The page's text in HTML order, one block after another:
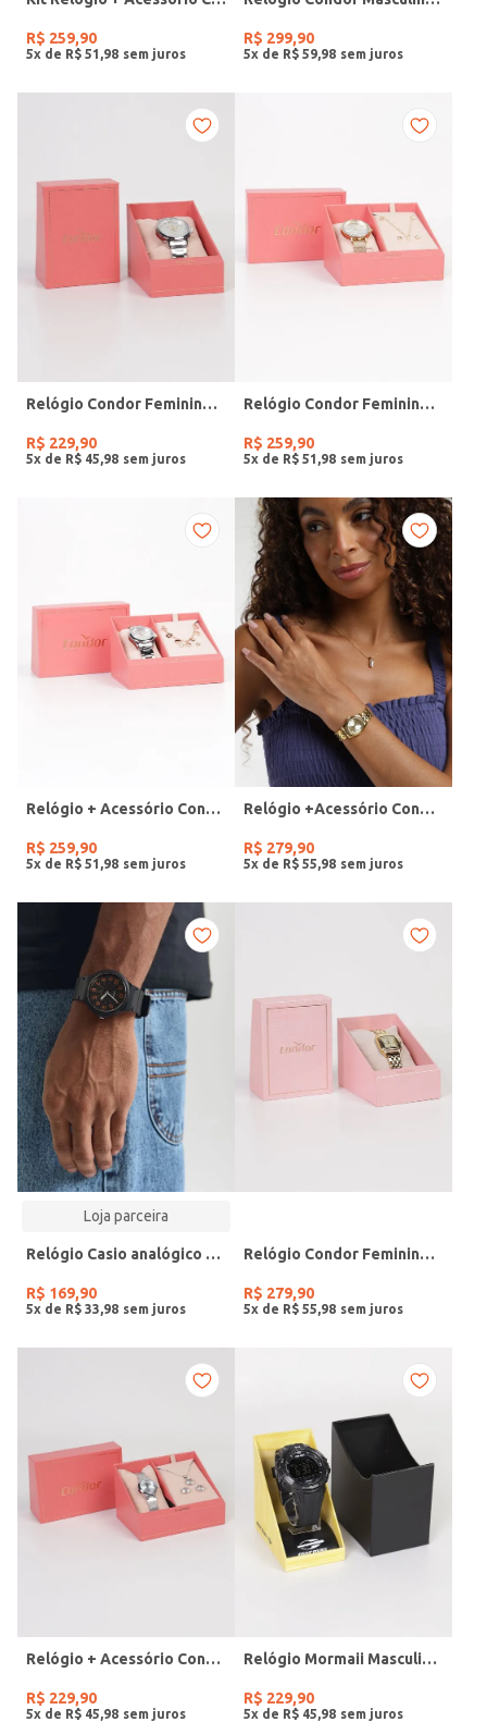
R$ 259,90
5x de R$ 51 98
R$ 299,90
5x de R$ 59 98
Relógio Condor Feminino PRATA
R$ 229,90
5x de R$ 45 98
Relógio Condor Feminino DOURADO
R$ 259,90
5x de R$ 51 98
Relógio + Acessório Condor Feminino PRATA
R$ 259,90
5x de R$ 51 98
Relógio +Acessório Condor Feminino DOURADO
R$ 279,90
5x de R$ 55 98
Loja parceira
Relógio Casio analógico MW-240-4BVDF-SC
R$ 169,90
5x de R$ 33 98
Relógio Condor Feminino DOURADO
R$ 279,90
5x de R$ 55 98
Relógio + Acessório Condor Feminino PRATA
R$ 229,90
5x de R$ 45 98
Relógio Mormaii Masculino PRETO
R$ 229,90
5x de R$ 45 98